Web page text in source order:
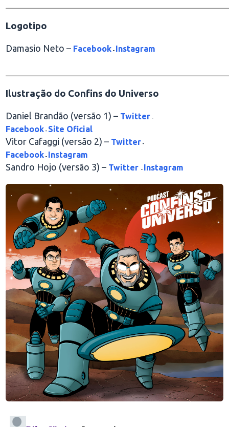
Logotipo
Damasio Neto – Facebook - Instagram
Ilustração do Confins do Universo
Daniel Brandão (versão 1) – Twitter -
Facebook - Site Oficial
Vitor Cafaggi (versão 2) – Twitter -
Facebook - Instagram
Sandro Hojo (versão 3) – Twitter - Instagram